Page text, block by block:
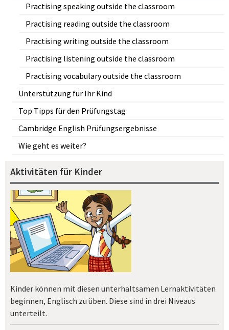
Practising speaking outside the classroom
Practising reading outside the classroom
Practising writing outside the classroom
Practising listening outside the classroom
Practising vocabulary outside the classroom
Unterstützung für Ihr Kind
Top Tipps für den Prüfungstag
Cambridge English Prüfungsergebnisse
Wie geht es weiter?
Aktivitäten für Kinder
Kinder können mit diesen unterhaltsamen Lernaktivitäten
beginnen, Englisch zu üben. Diese sind in drei Niveaus
unterteilt.